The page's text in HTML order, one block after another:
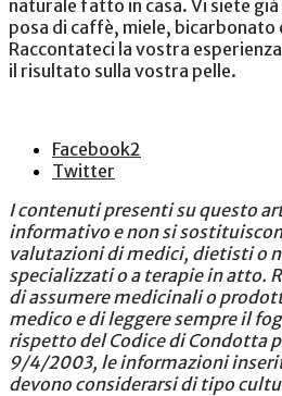
naturale fatto in casa. Vi siete già
posa di caffè, miele, bicarbonato
Raccontateci la vostra
il risultato sulla vostra pelle.
Facebook2
Twitter
I contenuti presenti su questo
informativo e non si
valutazioni di medici, dietisti o
specializzati o a terapie in atto.
di assumere medicinali o
medico e di leggere sempre il
rispetto del Codice di Condotta
9/4/2003, le informazioni
devono considerarsi di tipo